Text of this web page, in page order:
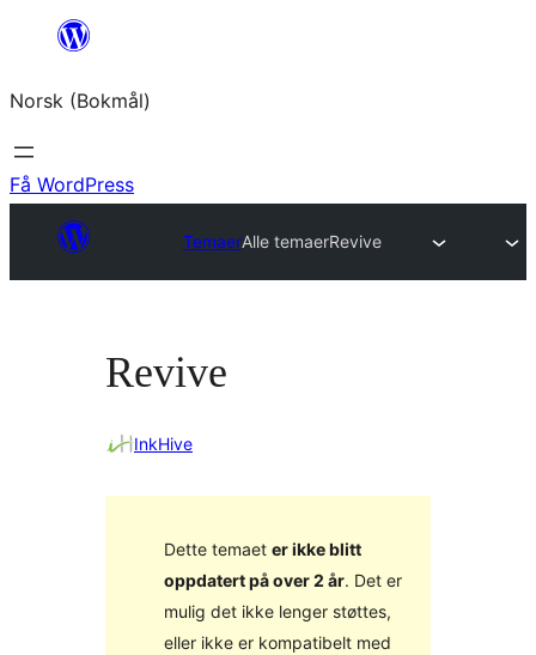
Hopp
innhold
Norsk (Bokmål)
Få WordPress
TemaerAlle temaerRevive
Revive
InkHive
Dette temaet er ikke blitt
oppdatert på over 2 år. Det er
mulig det ikke lenger støttes,
eller ikke er kompatibelt med